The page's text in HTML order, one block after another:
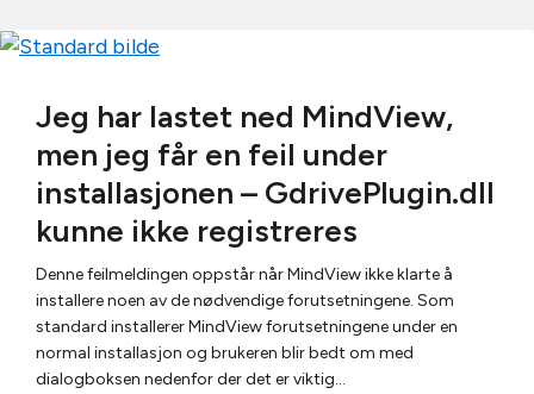
Jeg har lastet ned MindView,
men jeg får en feil under
installasjonen – GdrivePlugin.dll
kunne ikke registreres
Denne feilmeldingen oppstår når MindView ikke klarte å
installere noen av de nødvendige forutsetningene. Som
standard installerer MindView forutsetningene under en
normal installasjon og brukeren blir bedt om med
dialogboksen nedenfor der det er viktig…